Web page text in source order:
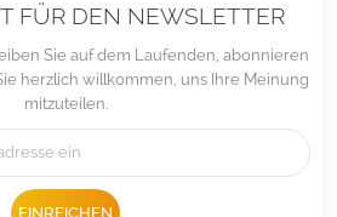
FÜR DEN NEWSLETTER
Sie auf dem Laufenden, abonnieren
herzlich willkommen, uns Ihre Meinung
mitzuteilen.
EINREICHEN